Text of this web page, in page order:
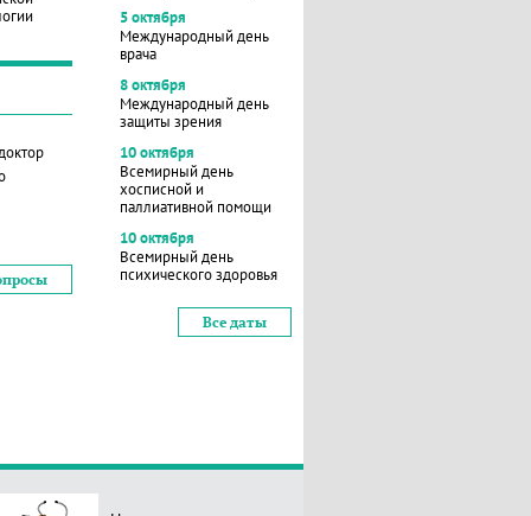
5 октября
Международный день
врача
8 октября
Международный день
защиты зрения
10 октября
Всемирный день
хосписной и
паллиативной помощи
10 октября
Всемирный день
психического здоровья
Все даты